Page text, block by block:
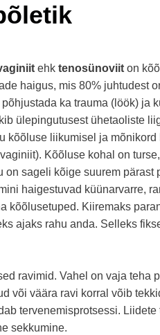
ehk tenosünoviit on
haigus, mis 80% juhtudest
ka trauma (löök) ja
ülepingutusest ühetaoliste
kõõluse liikumisel ja mõnikord
Kõõluse kohal on turse,
on sageli kõige suurem pärast
haigestuvad küünarvarre,
kõõlusetuped. Kiiremaks
ajaks rahu anda. Selleks
ravimid. Vahel on vaja teha
või väära ravi korral võib
tervenemisprotsessi. Liidete
sekkumine.